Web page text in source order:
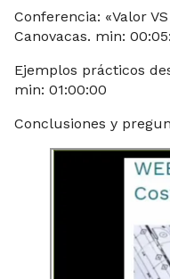
Conferencia: «Valor
Canovacas. min:
Ejemplos prácticos
min: 01:00:00
Conclusiones y